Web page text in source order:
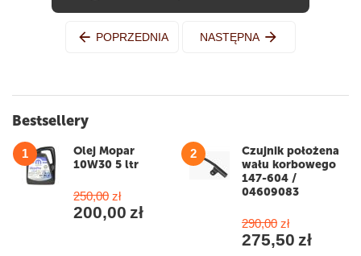
POPRZEDNIA NASTĘPNA
Bestsellery
1
Olej Mopar
10W30 5 ltr
250,00 zł
200,00 zł
2
Czujnik położena
wału korbowego
147-604 /
04609083
290,00 zł
275,50 zł